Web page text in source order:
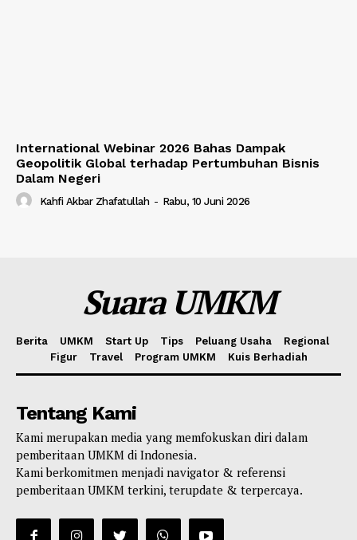
International Webinar 2026 Bahas Dampak
Geopolitik Global terhadap Pertumbuhan Bisnis
Dalam Negeri
Kahfi Akbar Zhafatullah - Rabu, 10 Juni 2026
Suara UMKM
Berita UMKM Start Up Tips Peluang Usaha
Regional
Figur
Travel Program UMKM Kuis Berhadiah
Tentang Kami
Kami merupakan media yang memfokuskan diri dalam
pemberitaan UMKM di Indonesia.
Kami berkomitmen menjadi navigator & referensi
pemberitaan UMKM terkini, terupdate & terpercaya.